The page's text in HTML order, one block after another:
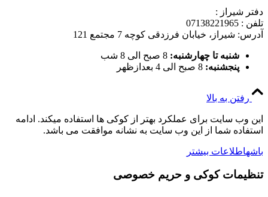
دفتر شیراز :
تلفن : 07138221965
آدرس: شیراز، خیابان فرزدقی کوچه 7 مجتمع 121
شنبه تا چهارشنبه: 8 صبح الی 8 شب
پنجشنبه: 8 صبح الی 4 بعدازظهر
رفتن به بالا
این وب سایت برای عملکرد بهتر از کوکی ها استفاده میکند. ادامه
استفاده شما از این وب سایت به نشانه موافقت می باشد.
باشهاطلاعات بیشتر
تنظیمات کوکی و حریم خصوصی